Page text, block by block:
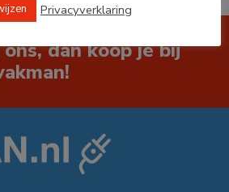
dan koop je bij
Privacyverklaring